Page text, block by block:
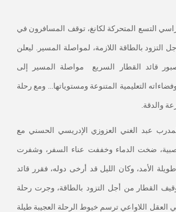
التسع المتحركة لكانغ، توقف المسافرون في
التزود بالطاقة اللازمة، لمواصلة المسير. ليعلن
قائد القطار السريع مواصلة المسير إلى
التعليمية المتنوعة ومستوياتها... ومع رحلة
والدقة.
عبد الغني العزوزي الإدريسي الحسني مع
ضخت الدماء وخففت عناء السفر، وشفرت
الأمد، وكان الليل قد أرخى دوله، فقرر قائد
القطار من أجل التزود بالطاقة، وجرت رحلة
اللاواعي ترسم خيوط الرحلة العجيبة طيلة